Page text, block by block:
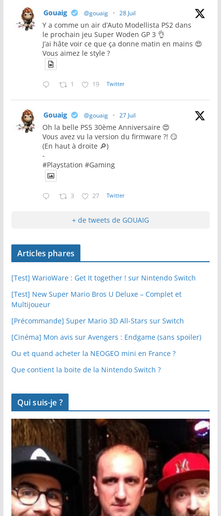
Gouaig @gouaig · 28 Juil
Y a comme un air d’Auto Modellista PS2 dans
le prochain jeu Super Woden GP 3 👌
J’ai hâte voir ce que ça donne matin en mains 😍
Vous aimez le style ?
1 19 Twitter
Gouaig @gouaig · 27 Juil
Oh la belle PS5 30ème Anniversaire 😍
Vous avez vu la version du firmware ?! 😏
(En haut à droite 🔎)
-
#Playstation #Gaming
3 27 Twitter
+ de tweets de GOUAIG
Articles phares
[Test] WarioWare : Get It together ! sur Nintendo Switch
[Test] New Super Mario Bros U Deluxe – Complet et
Multijoueur
[Précommande] Super Mario 3D All-Stars sur Switch
[Cinéma] Mon avis sur Avengers : Endgame (sans spoiler)
Ou et quand acheter la NEOGEO mini en France ?
Que contient la boite de la Nintendo Switch ?
Qui suis-je ?